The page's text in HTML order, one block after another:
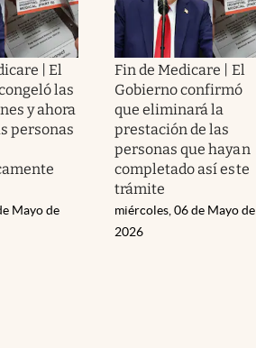
| El
las
y ahora
personas
Mayo de
Fin de Medicare | El
Gobierno confirmó
que eliminará la
prestación de las
personas que hayan
completado así este
trámite
miércoles, 06 de Mayo de
2026